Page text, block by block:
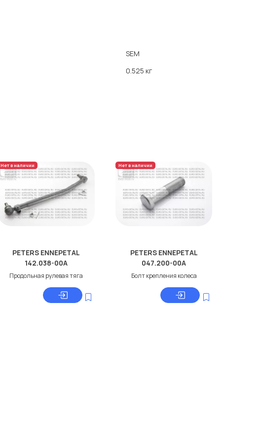
SEM
0.525 кг
Нет в наличии
PETERS ENNEPETAL
142.038-00A
Продольная рулевая тяга
Нет в наличии
PETERS ENNEPETAL
047.200-00A
Болт крепления колеса